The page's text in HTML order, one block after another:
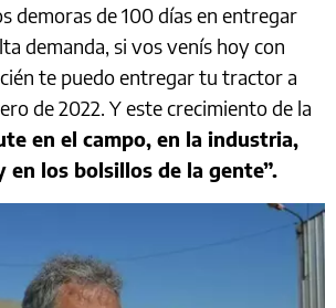
demoras de 100 días en entregar
demanda, si vos venís hoy con
te puedo entregar tu tractor a
de 2022. Y este crecimiento de la
en el campo, en la industria,
en los bolsillos de la gente”.